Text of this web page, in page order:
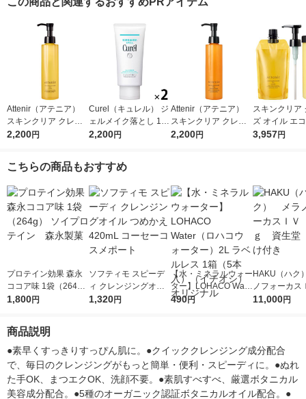
Attenir（アテニア）
スキンクリア クレン
ズ オイル アロマタイ
2,200円
Curel（キュレル） ジ
ェルメイク落とし 130
g ×2個 花王 敏感肌
2,200円
Attenir（アテニア）
スキンクリア クレン
ズ オイル アロマタイ
2,200円
スキンクリア
ズ オイル エ
てセット アロ
3,957円
こちらの商品もおすすめ
プロテイン効果 森永
ココア味 1袋（264
g） ソイプロテイン
1,800円
ソフティモ スピーデ
ィ クレンジングオイ
ル つめかえ 420mL コ
1,320円
【水・ミネラルウォー
ター】LOHACO Wate
r（ロハコウォータ
490円
HAKU（ハ
ノフォーカ
5ｇ 資生堂
11,000円
商品説明
●素早くすっきりすっぴん肌に。●クイッククレンジング成分配合
で、毎日のクレンジングがもっと簡単・便利・スピーディに。●ぬれ
た手OK、まつエクOK、洗顔不要。●素肌すべすべ、厳選ボタニカル
美容成分配合。●5種のオーガニック認証ボタニカルオイル配合。●